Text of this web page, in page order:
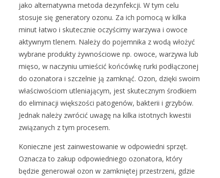
jako alternatywna metoda dezynfekcji. W tym celu
stosuje się generatory ozonu. Za ich pomocą w kilka
minut łatwo i skutecznie oczyścimy warzywa i owoce
aktywnym tlenem. Należy do pojemnika z wodą włożyć
wybrane produkty żywnościowe np. owoce, warzywa lub
mięso, w naczyniu umieścić końcówkę rurki podłączonej
do ozonatora i szczelnie ją zamknąć. Ozon, dzięki swoim
właściwościom utleniającym, jest skutecznym środkiem
do eliminacji większości patogenów, bakterii i grzybów.
Jednak należy zwrócić uwagę na kilka istotnych kwestii
związanych z tym procesem.
Konieczne jest zainwestowanie w odpowiedni sprzęt.
Oznacza to zakup odpowiedniego ozonatora, który
będzie generował ozon w zamkniętej przestrzeni, gdzie